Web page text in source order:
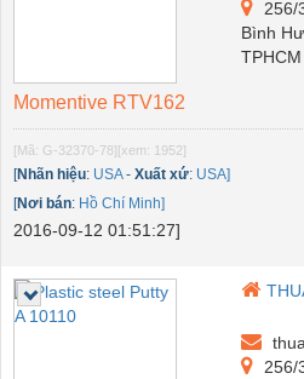
256/
Bình
TPHCM
Momentive RTV162
[Mã: G-32370-78][xem: 1952]
[Nhãn hiệu: USA- Xuất xứ: USA]
[Nơi bán: Hồ Chí Minh]
2016-09-12 01:51:27]
256/